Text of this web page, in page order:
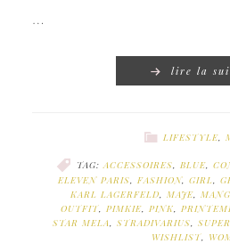
…
lire la
LIFESTYLE,
TAG:ACCESSOIRES, BLUE,
ELEVEN PARIS, FASHION, GIRL,
KARL LAGERFELD, MAJE,
OUTFIT, PIMKIE, PINK,
STAR MELA, STRADIVARIUS,
WISHLIST,